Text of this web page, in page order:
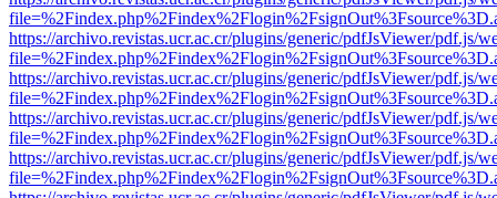
https://archivo.revistas.ucr.ac.cr/plugins/generic/pdfJsViewer/pdf.js/
https://archivo.revistas.ucr.ac.cr/plugins/generic/pdfJsViewer/pdf.js/
https://archivo.revistas.ucr.ac.cr/plugins/generic/pdfJsViewer/pdf.js/
https://archivo.revistas.ucr.ac.cr/plugins/generic/pdfJsViewer/pdf.js/